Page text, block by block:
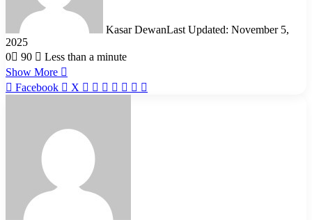
Kasar DewanLast Updated: November 5,
2025
0
90
Less than a minute
Show More
Facebook
X LinkedIn
Pinterest
Reddit
WhatsApp
Telegram
Viber